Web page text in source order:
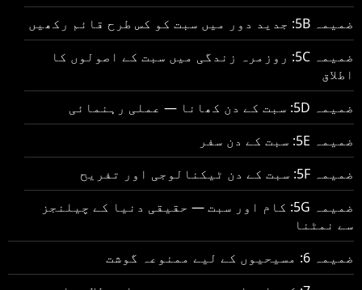
ضمیمہ 5B: جدید دور میں سبت کو کس طرح قائم رکھیں
ضمیمہ 5C: روزمرہ زندگی میں سبت کے اصولوں کا
اطلاق
ضمیمہ 5D: سبت کے دن کھانا — عملی رہنمائی
ضمیمہ 5E: سبت کے دن سفر
ضمیمہ 5F: سبت کے دن ٹیکنالوجی اور تفریح
ضمیمہ 5G: کام اور سبت — حقیقی دنیا کے چیلنجز
سے نمٹنا
ضمیمہ 6: مسیحیوں کے لیے ممنوعہ گوشت